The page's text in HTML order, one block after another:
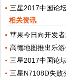
三星2017中国论
相关资讯
苹果今日向开发
高德地图推出乐
三星2017中国论
三星N7108D失败